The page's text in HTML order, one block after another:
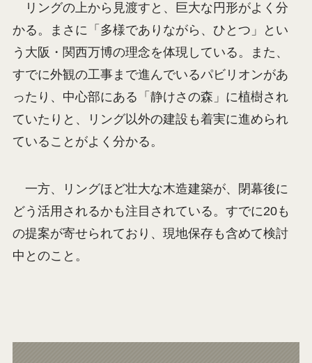
リングの上から見渡すと、巨大な円形がよく分
かる。まさに「多様でありながら、ひとつ」とい
う大阪・関西万博の理念を体現している。また、
すでに外観の工事まで進んでいるパビリオンがあ
ったり、中心部にある「静けさの森」に植樹され
ていたりと、リング以外の建設も着実に進められ
ていることがよく分かる。
一方、リングほど壮大な木造建築が、閉幕後に
どう活用されるかも注目されている。すでに20も
の提案が寄せられており、現地保存も含めて検討
中とのこと。